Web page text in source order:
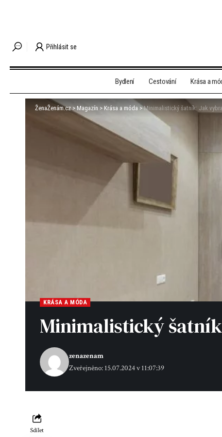
Přihlásit se
Bydlení Cestování Krása a
ŽenaŽenám.cz>Magazín > Krása a móda>Minimalistický šatník: Jak
KRÁSA A MÓDA
Minimalistický
Zveřejněno: 15.07.2024 v 11:07:39
zenazenam
Sdílet